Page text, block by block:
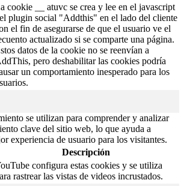
cookie __ atuvc se crea y lee en el javascript
plugin social "Addthis" en el lado del cliente
el fin de asegurarse de que el usuario ve el
actualizado si se comparte una página.
datos de la cookie no se reenvían a
pero deshabilitar las cookies podría
un comportamiento inesperado para los
se utilizan para comprender y analizar
clave del sitio web, lo que ayuda a
experiencia de usuario para los visitantes.
Descripción
configura estas cookies y se utiliza
rastrear las vistas de videos incrustados.